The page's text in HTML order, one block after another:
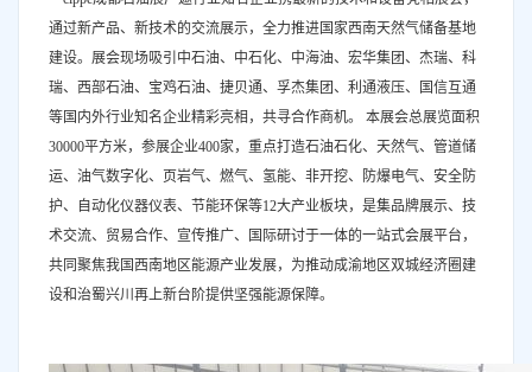
通过新产品、新技术的交流展示，全力推进国家西南天然气储备基地
建设。展会现场吸引中石油、中石化、中海油、宏华集团、杰瑞、科
瑞、西部石油、宝鸡石油、捷贝通、孚杰集团、利通液压、国信互通
等国内外行业知名企业精彩亮相，共寻合作商机。 本展会总展览面积
30000平方米，参展企业400家，重点打造石油石化、天然气、管道储
运、油气数字化、页岩气、燃气、氢能、非开挖、防爆电气、安全防
护、自动化仪器仪表、节能环保等12大产业板块，是集品牌展示、技
术交流、贸易合作、宣传推广、国际研讨于一体的一站式会展平台，
共同聚焦我国西南地区能源产业发展，为推动成渝地区双城经济圈建
设和治蜀兴川再上新台阶提供坚强能源保障。